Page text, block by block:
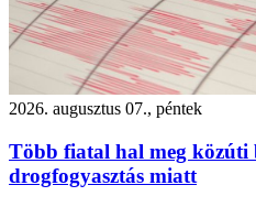
2026. augusztus 07., péntek
Több fiatal hal meg közúti
drogfogyasztás miatt